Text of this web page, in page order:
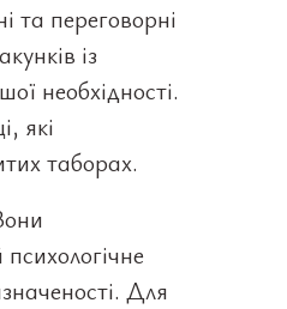
та переговорні
із
необхідності.
які
таборах.
Для